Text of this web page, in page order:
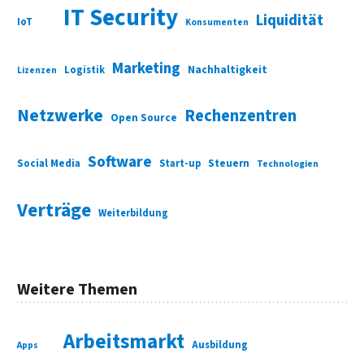
IoT IT Security Konsumenten Liquidität
Lizenzen Logistik Marketing Nachhaltigkeit
Netzwerke Open Source Rechenzentren
Social Media Software Start-up Steuern Technologien
Verträge Weiterbildung
Weitere Themen
Apps Arbeitsmarkt Ausbildung